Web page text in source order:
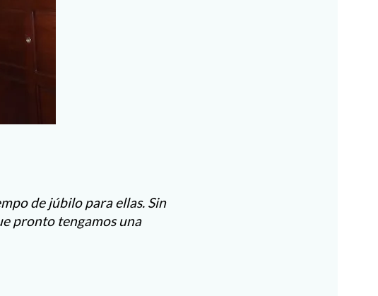
de júbilo para ellas. Sin
pronto tengamos una